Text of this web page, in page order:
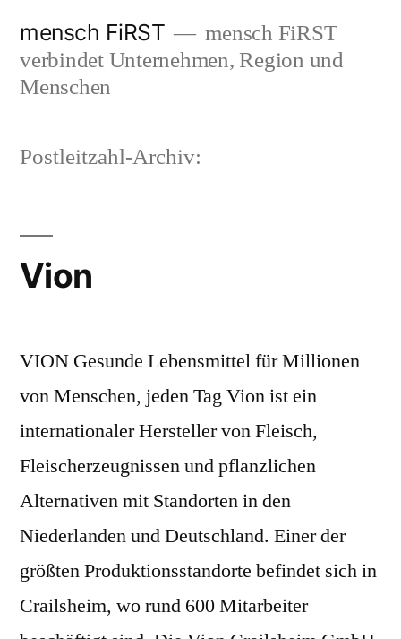
Inhalt
springen
mensch FiRST
mensch FiRST
verbindet Unternehmen, Region und
Menschen
Postleitzahl-Archiv:
Vion
VION Gesunde Lebensmittel für Millionen
von Menschen, jeden Tag Vion ist ein
internationaler Hersteller von Fleisch,
Fleischerzeugnissen und pflanzlichen
Alternativen mit Standorten in den
Niederlanden und Deutschland. Einer der
größten Produktionsstandorte befindet sich in
Crailsheim, wo rund 600 Mitarbeiter